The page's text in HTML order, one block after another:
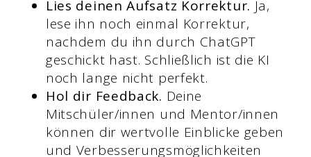
Lies deinen Aufsatz Korrektur. Ja,
lese ihn noch einmal Korrektur,
nachdem du ihn durch ChatGPT
geschickt hast. Schließlich ist die KI
noch lange nicht perfekt.
Hol dir Feedback. Deine
Mitschüler/innen und Mentor/innen
können dir wertvolle Einblicke geben
und Verbesserungsmöglichkeiten